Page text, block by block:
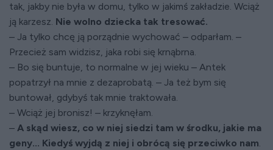
tak, jakby nie była w domu, tylko w jakimś zakładzie. Wciąż
ją karzesz. Nie wolno dziecka tak tresować.
– Ja tylko chcę ją porządnie wychować – odparłam. –
Przecież sam widzisz, jaka robi się krnąbrna.
– Bo się buntuje, to normalne w jej wieku – Antek
popatrzył na mnie z dezaprobatą. – Ja też bym się
buntował, gdybyś tak mnie traktowała.
– Wciąż jej bronisz! – krzyknęłam.
– A skąd wiesz, co w niej siedzi tam w środku, jakie ma
geny... Kiedyś wyjdą z niej i obrócą się przeciwko nam.